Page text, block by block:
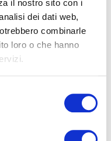
il nostro sito con i
dei dati web,
combinarle
loro o che hanno
PARTNER
professionali
in tutta tranquillità,